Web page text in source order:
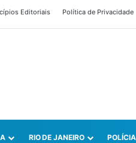
Editoriais Política de Privacidade
RIO DE JANEIRO POLÍCIA